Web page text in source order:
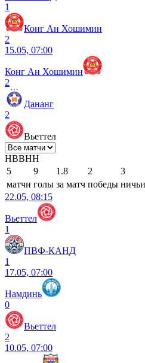
1
Конг Ан Хошимин
2
15.05, 07:00
Конг Ан Хошимин
2
Дананг
2
Вьеттел
НВВНН
5
9 1.8 2 3
матчи голы за матч победы ничьи
22.05, 08:15
Вьеттел
1
ПВФ-КАНД
1
17.05, 07:00
Намдинь
0
Вьеттел
2
10.05, 07:00